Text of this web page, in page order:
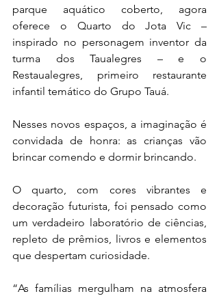
parque aquático coberto, agora
oferece o Quarto do Jota Vic –
inspirado no personagem inventor da
turma dos Taualegres – e o
Restaualegres, primeiro restaurante
infantil temático do Grupo Tauá.
Nesses novos espaços, a imaginação é
convidada de honra: as crianças vão
brincar comendo e dormir brincando.
O quarto, com cores vibrantes e
decoração futurista, foi pensado como
um verdadeiro laboratório de ciências,
repleto de prêmios, livros e elementos
que despertam curiosidade.
“As famílias mergulham na atmosfera